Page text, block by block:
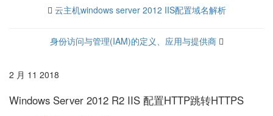
云主机windows server 2012 IIS配置域名解析
身份访问与管理(IAM)的定义、应用与提供商
2 月 11 2018
Windows Server 2012 R2 IIS 配置HTTP跳转HTTPS